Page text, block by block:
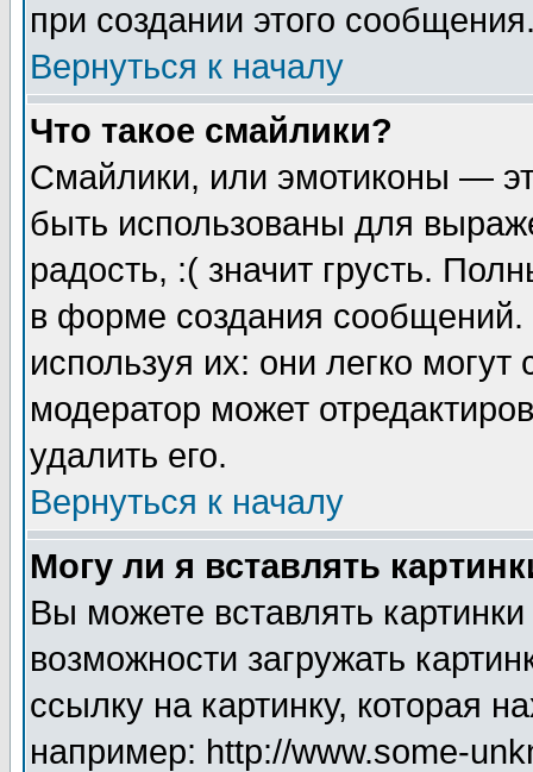
при создании этого
Вернуться к началу
Что такое смайлики?
Смайлики, или эмотиконы —
быть использованы для
радость, :( значит грусть.
в форме создания сообщений.
используя их: они легко
модератор может
удалить его.
Вернуться к началу
Могу ли я вставлять
Вы можете вставлять
возможности загружать
ссылку на картинку, которая
например: http://www.some-